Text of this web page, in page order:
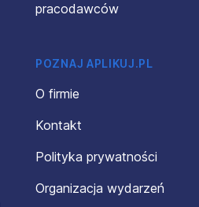
pracodawców
POZNAJ APLIKUJ.PL
O firmie
Kontakt
Polityka prywatności
Organizacja wydarzeń